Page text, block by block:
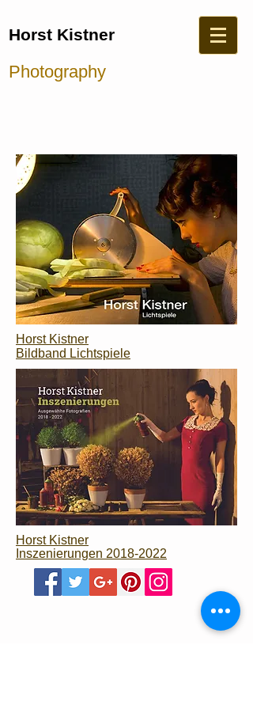
Horst Kistner
Photography
Horst Kistner
Bildband Lichtspiele
Horst Kistner
Inszenierungen 2018-2022